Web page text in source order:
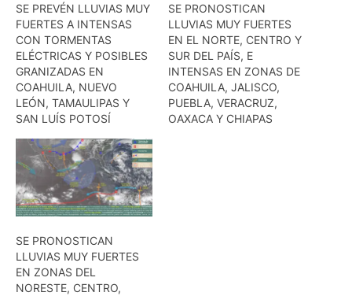
SE PREVÉN LLUVIAS MUY
FUERTES A INTENSAS
CON TORMENTAS
ELÉCTRICAS Y POSIBLES
GRANIZADAS EN
COAHUILA, NUEVO
LEÓN, TAMAULIPAS Y
SAN LUÍS POTOSÍ
SE PRONOSTICAN
LLUVIAS MUY FUERTES
EN EL NORTE, CENTRO Y
SUR DEL PAÍS, E
INTENSAS EN ZONAS DE
COAHUILA, JALISCO,
PUEBLA, VERACRUZ,
OAXACA Y CHIAPAS
SE PRONOSTICAN
LLUVIAS MUY FUERTES
EN ZONAS DEL
NORESTE, CENTRO,